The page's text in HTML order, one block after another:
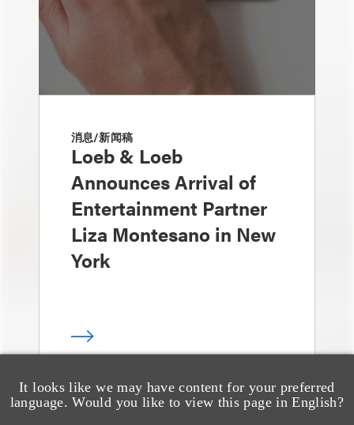
It looks like we may have content for your preferred
language. Would you like to view this page in English?
消息/新闻稿
Loeb & Loeb
Announces Arrival of
Entertainment Partner
Liza Montesano in New
York
奖项与荣誉